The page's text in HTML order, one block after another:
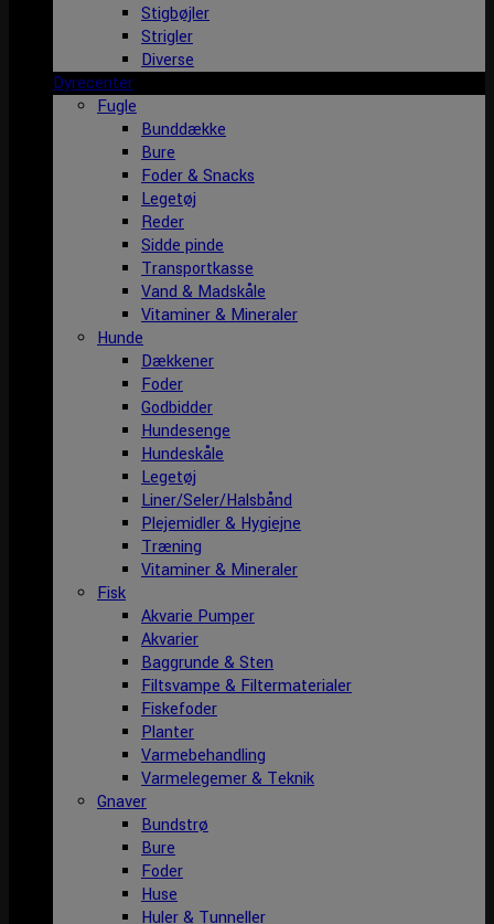
Stigbøjler
Strigler
Diverse
Dyrecenter
Fugle
Bunddække
Bure
Foder & Snacks
Legetøj
Reder
Sidde pinde
Transportkasse
Vand & Madskåle
Vitaminer & Mineraler
Hunde
Dækkener
Foder
Godbidder
Hundesenge
Hundeskåle
Legetøj
Liner/Seler/Halsbånd
Plejemidler & Hygiejne
Træning
Vitaminer & Mineraler
Fisk
Akvarie Pumper
Akvarier
Baggrunde & Sten
Filtsvampe & Filtermaterialer
Fiskefoder
Planter
Varmebehandling
Varmelegemer & Teknik
Gnaver
Bundstrø
Bure
Foder
Huse
Huler & Tunneller